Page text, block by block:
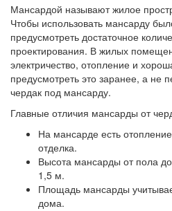
Мансардой называют жилое
Чтобы использовать мансарду
предусмотреть достаточное
проектирования. В жилых
электричество, отопление и
предусмотреть это заранее, а не
чердак под мансарду.
Главные отличия мансарды от
На мансарде есть
отделка.
Высота мансарды от пола
1,5 м.
Площадь мансарды
дома.